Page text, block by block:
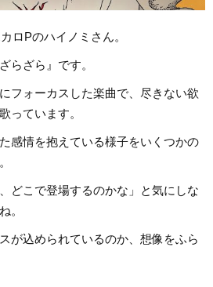
ロPのハイノミさん。
らざら』です。
フォーカスした楽曲で、尽きない欲
っています。
感情を抱えている様子をいくつかの
どこで登場するのかな」と気にしな
。
が込められているのか、想像をふら